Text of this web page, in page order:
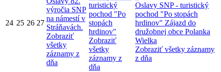
24 25 26 27
výročia SNP
na námestí v
Stráňavách.
Zobraziť
všetky
záznamy z
dňa
turistický
pochod "Po
stopách
hrdinov"
Zobraziť
všetky
záznamy z
dňa
Oslavy SNP - turistický
pochod "Po stopách
hrdinov" Zájazd do
družobnej obce Polanka
Wielka
Zobraziť všetky záznamy
z dňa